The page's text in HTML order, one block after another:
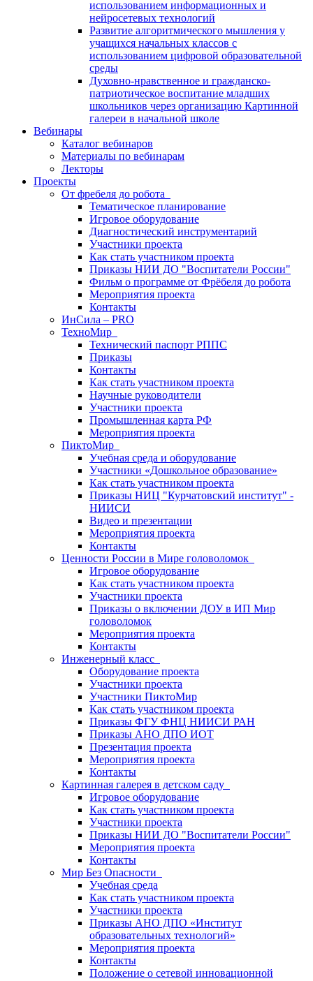
использованием информационных и
нейросетевых технологий
Развитие алгоритмического мышления у
учащихся начальных классов с
использованием цифровой образовательной
среды
Духовно-нравственное и гражданско-
патриотическое воспитание младших
школьников через организацию Картинной
галереи в начальной школе
Вебинары
Каталог вебинаров
Материалы по вебинарам
Лекторы
Проекты
От фребеля до робота
Тематическое планирование
Игровое оборудование
Диагностический инструментарий
Участники проекта
Как стать участником проекта
Приказы НИИ ДО "Воспитатели России"
Фильм о программе от Фрёбеля до робота
Мероприятия проекта
Контакты
ИнСила – PRO
ТехноМир
Технический паспорт РППС
Приказы
Контакты
Как стать участником проекта
Научные руководители
Участники проекта
Промышленная карта РФ
Мероприятия проекта
ПиктоМир
Учебная среда и оборудование
Участники «Дошкольное образование»
Как стать участником проекта
Приказы НИЦ "Курчатовский институт" -
НИИСИ
Видео и презентации
Мероприятия проекта
Контакты
Ценности России в Мире головоломок
Игровое оборудование
Как стать участником проекта
Участники проекта
Приказы о включении ДОУ в ИП Мир
головоломок
Мероприятия проекта
Контакты
Инженерный класс
Оборудование проекта
Участники проекта
Участники ПиктоМир
Как стать участником проекта
Приказы ФГУ ФНЦ НИИСИ РАН
Приказы АНО ДПО ИОТ
Презентация проекта
Мероприятия проекта
Контакты
Картинная галерея в детском саду
Игровое оборудование
Как стать участником проекта
Участники проекта
Приказы НИИ ДО "Воспитатели России"
Мероприятия проекта
Контакты
Мир Без Опасности
Учебная среда
Как стать участником проекта
Участники проекта
Приказы АНО ДПО «Институт
образовательных технологий»
Мероприятия проекта
Контакты
Положение о сетевой инновационной